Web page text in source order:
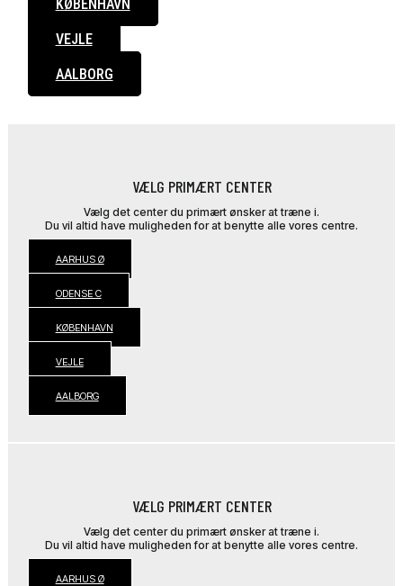
KØBENHAVN
VEJLE
AALBORG
VÆLG PRIMÆRT CENTER
Vælg det center du primært ønsker at træne i.
Du vil altid have muligheden for at benytte alle vores centre.
AARHUS Ø
ODENSE C
KØBENHAVN
VEJLE
AALBORG
VÆLG PRIMÆRT CENTER
Vælg det center du primært ønsker at træne i.
Du vil altid have muligheden for at benytte alle vores centre.
AARHUS Ø